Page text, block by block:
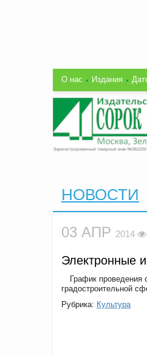
О нас Издания
НОВОСТИ
03 АПР 2014
Электронные
График проведения
градостроительной
Рубрика: Культура